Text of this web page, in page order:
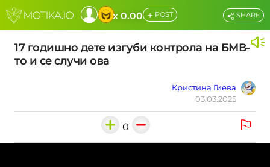
x 0.00 + POST
17 годишно дете изгуби контрола на БМВ-
то и се случи ова
Кристина Гиева
03.03.2025
SHARE
0